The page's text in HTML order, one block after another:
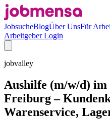
JobsucheBlogÜber UnsFür
Arbeitgeber Login
jobvalley
Aushilfe (m/w/d) im
Freiburg –
Warenservice,